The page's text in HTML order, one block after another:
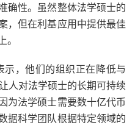
确性。虽然整体法学硕士的
，但在利基应用中提供最佳
示，他们的组织正在降低与
人对法学硕士的长期可持续
为法学硕士需要数十亿代币
据科学团队根据特定领域的